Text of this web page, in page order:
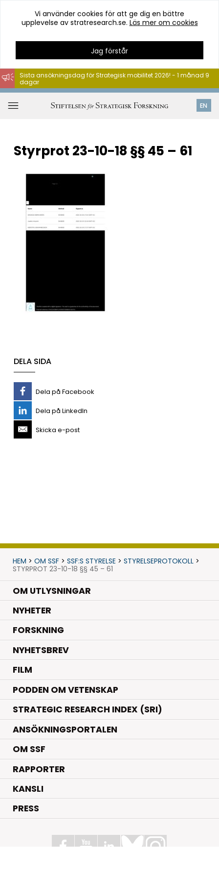
Hoppa
till
innehåll
Vi använder cookies för att ge dig en bättre
upplevelse av stratresearch.se. Läs mer om cookies
Jag förstår
EN
Sista ansökningsdag för Strategisk mobilitet 2026! - 1 månad 9
dagar
Styrprot 23-10-18 §§ 45 – 61
DELA SIDA
Dela på Facebook
Dela på LinkedIn
Skicka e-post
HEM > OM SSF> SSF:S STYRELSE > STYRELSEPROTOKOLL>
STYRPROT 23-10-18 §§ 45 – 61
OM UTLYSNINGAR
NYHETER.
FORSKNING.
NYHETSBREV
FILM
PODDEN OM VETENSKAP
STRATEGIC RESEARCH INDEX (SRI)
ANSÖKNINGSPORTALEN
OM SSF
RAPPORTER
KANSLI
PRESS